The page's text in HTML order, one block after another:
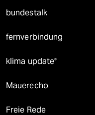
bundestalk
fernverbindung
klima update°
Mauerecho
Freie Rede